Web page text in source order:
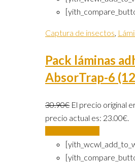
Captura de insectos,
Pack láminas
AbsorTrap-6
30.90€ El precio original
precio actual es: 23.00€.